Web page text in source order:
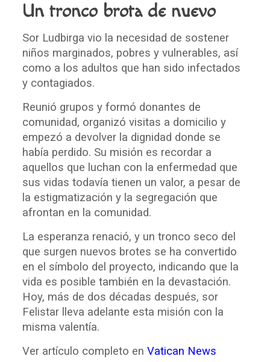
Un tronco brota de nuevo
Sor Ludbirga vio la necesidad de sostener
niños marginados, pobres y vulnerables, así
como a los adultos que han sido infectados
y contagiados.
Reunió grupos y formó donantes de
comunidad, organizó visitas a domicilio y
empezó a devolver la dignidad donde se
había perdido. Su misión es recordar a
aquellos que luchan con la enfermedad que
sus vidas todavía tienen un valor, a pesar de
la estigmatización y la segregación que
afrontan en la comunidad.
La esperanza renació, y un tronco seco del
que surgen nuevos brotes se ha convertido
en el símbolo del proyecto, indicando que la
vida es posible también en la devastación.
Hoy, más de dos décadas después, sor
Felistar lleva adelante esta misión con la
misma valentía.
Ver artículo completo en Vatican News